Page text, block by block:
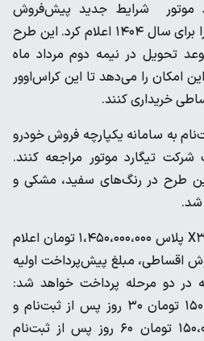
موتور شرایط جدید پیش‌فروش
خودروی تیگارد X۳۵ پلاس را برای سال ۱۴۰۴ اعلام کرد. این طرح
تحویل در نیمه دوم مرداد ماه
این امکان را می‌دهد تا این کراس‌اوور
خریداری کنند.
به سامانه یکپارچه فروش خودرو
تیگارد موتور مراجعه کنند.
طرح در رنگ‌های سفید، مشکی و
شد.
قیمت فروش نقدی تیگارد X۳۵ پلاس ۱،۴۵۰،۰۰۰،۰۰۰ تومان اعلام
مبلغ پیش‌پرداخت اولیه
است که در دو مرحله پرداخت خواهد شد:
بخش اول به مبلغ ۱۵۰،۰۰۰،۰۰۰ تومان ۳۰ روز پس از ثبت‌نام و
بخش دوم به مبلغ ۱۵۰،۰۰۰،۰۰۰ تومان ۶۰ روز پس از ثبت‌نام